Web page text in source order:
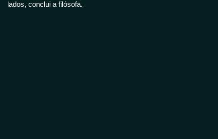
lados, conclui a filósofa.